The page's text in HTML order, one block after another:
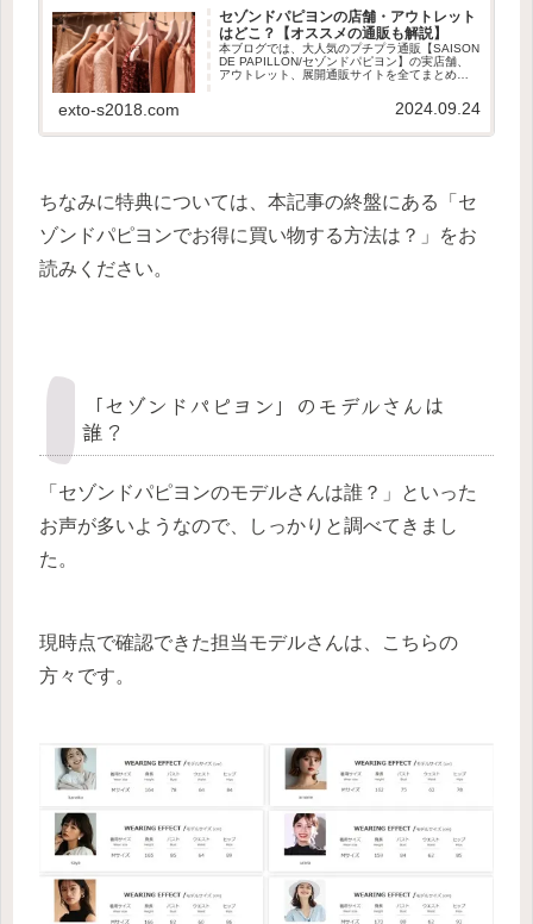
セゾンドパピヨンの店舗・アウトレット
はどこ？【オススメの通販も解説】
本ブログでは、大人気のプチプラ通販【SAISON
DE PAPILLON/セゾンドパピヨン】の実店舗、
アウトレット、展開通販サイトを全てまとめて
exto-s2018.com 2024.09.24
ちなみに特典については、本記事の終盤にある「セ
ゾンドパピヨンでお得に買い物する方法は？」をお
読みください。
「セゾンドパピヨン」のモデルさんは
誰？
「セゾンドパピヨンのモデルさんは誰？」といった
お声が多いようなので、しっかりと調べてきまし
た。
現時点で確認できた担当モデルさんは、こちらの
方々です。